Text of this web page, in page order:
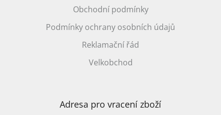
Obchodní podmínky
Podmínky ochrany osobních údajů
Reklamační řád
Velkobchod
Adresa pro vracení zboží